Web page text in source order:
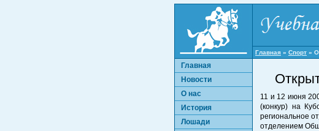
Главная » Спорт »
Главная
Новости
О нас
История
Лошади
11 и 12 июня
(конкур) на
региональное
отделением